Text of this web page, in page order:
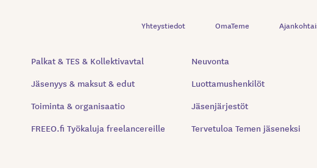
Yhteystiedot OmaTeme
Palkat & TES & Kollektivavtal
Neuvonta
Jäsenyys & maksut & edut
Luottamushenkilöt
Toiminta & organisaatio
Jäsenjärjestöt
FREEO.fi Työkaluja freelancereille
Tervetuloa Temen jäseneksi